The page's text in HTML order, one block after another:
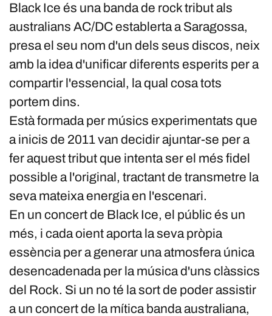
Black Ice és una banda de rock tribut als
australians AC/DC establerta a Saragossa,
presa el seu nom d'un dels seus discos, neix
amb la idea d'unificar diferents esperits per a
compartir l'essencial, la qual cosa tots
portem dins.
Està formada per músics experimentats que
a inicis de 2011 van decidir ajuntar-se per a
fer aquest tribut que intenta ser el més fidel
possible a l'original, tractant de transmetre la
seva mateixa energia en l'escenari.
En un concert de Black Ice, el públic és un
més, i cada oient aporta la seva pròpia
essència per a generar una atmosfera única
desencadenada per la música d'uns clàssics
del Rock. Si un no té la sort de poder assistir
a un concert de la mítica banda australiana,